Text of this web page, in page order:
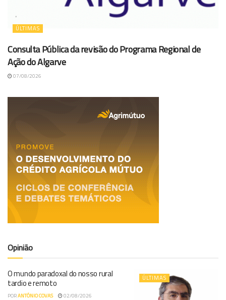
ÚLTIMAS
Consulta Pública da revisão do Programa Regional de
Ação do Algarve
07/08/2026
Opinião
ÚLTIMAS
O mundo paradoxal do nosso rural
tardio e remoto
PORANTÓNIO COVAS 02/08/2026